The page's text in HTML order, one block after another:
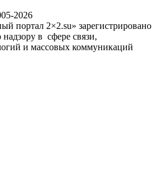
2026
портал 2×2.su» зарегистрировано
в сфере связи,
и массовых коммуникаций